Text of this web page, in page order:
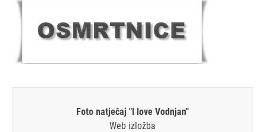
Foto natječaj "I love Vodnjan"
Web izložba